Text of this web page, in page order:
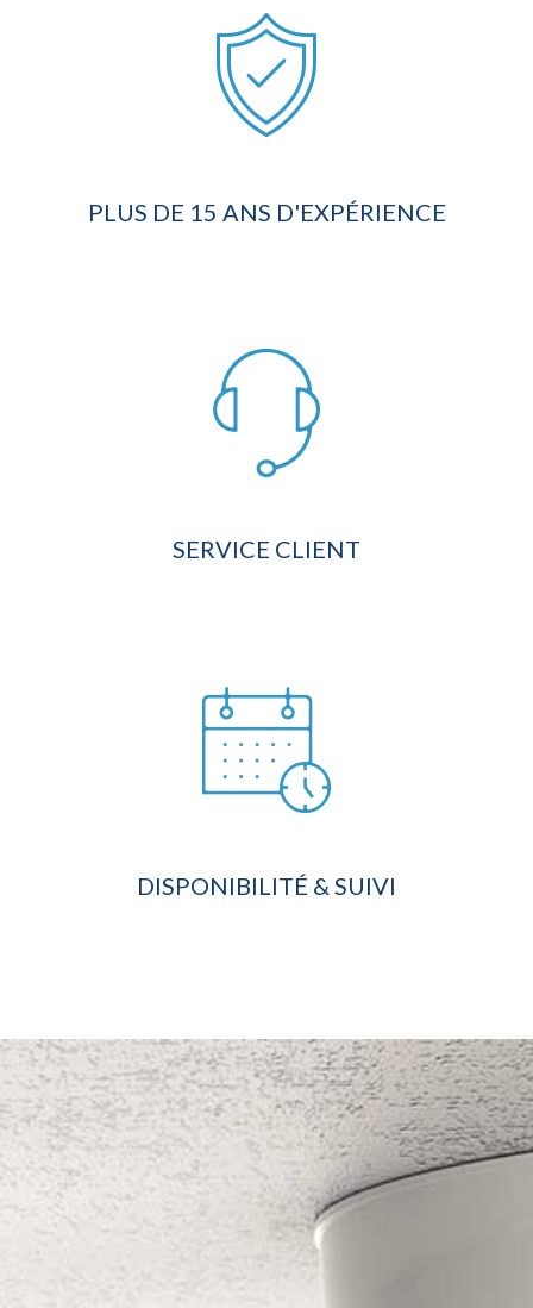
PLUS DE 15 ANS D'EXPÉRIENCE
SERVICE CLIENT
DISPONIBILITÉ & SUIVI